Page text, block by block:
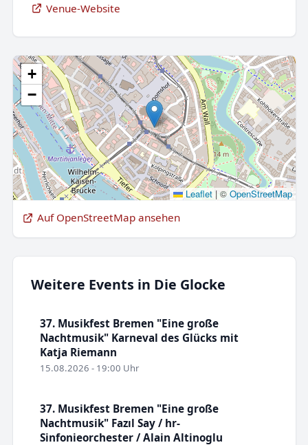
Venue-Website
+
−
Leaflet |© OpenStreetMap
Auf OpenStreetMap ansehen
Weitere Events in Die Glocke
37. Musikfest Bremen "Eine große
Nachtmusik" Karneval des Glücks mit
Katja Riemann
15.08.2026 - 19:00 Uhr
37. Musikfest Bremen "Eine große
Nachtmusik" Fazıl Say / hr-
Sinfonieorchester / Alain Altinoglu